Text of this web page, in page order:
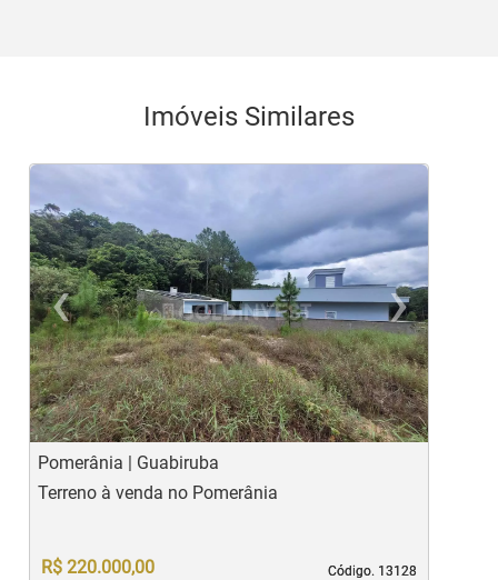
Imóveis Similares
‹
Previous
›
Pomerânia | Guabiruba
Código. 13128
Código. 13128
Terreno à venda no Pomerânia
R$ 220.000,00